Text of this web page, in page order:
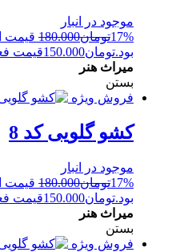
موجود در انبار
17%تومان180.000
بود.تومان150.000قیمت
میراث هنر
بستن
فروش ویژه
کشو گلویی کد 8
موجود در انبار
17%تومان180.000
بود.تومان150.000قیمت
میراث هنر
بستن
فروش ویژه